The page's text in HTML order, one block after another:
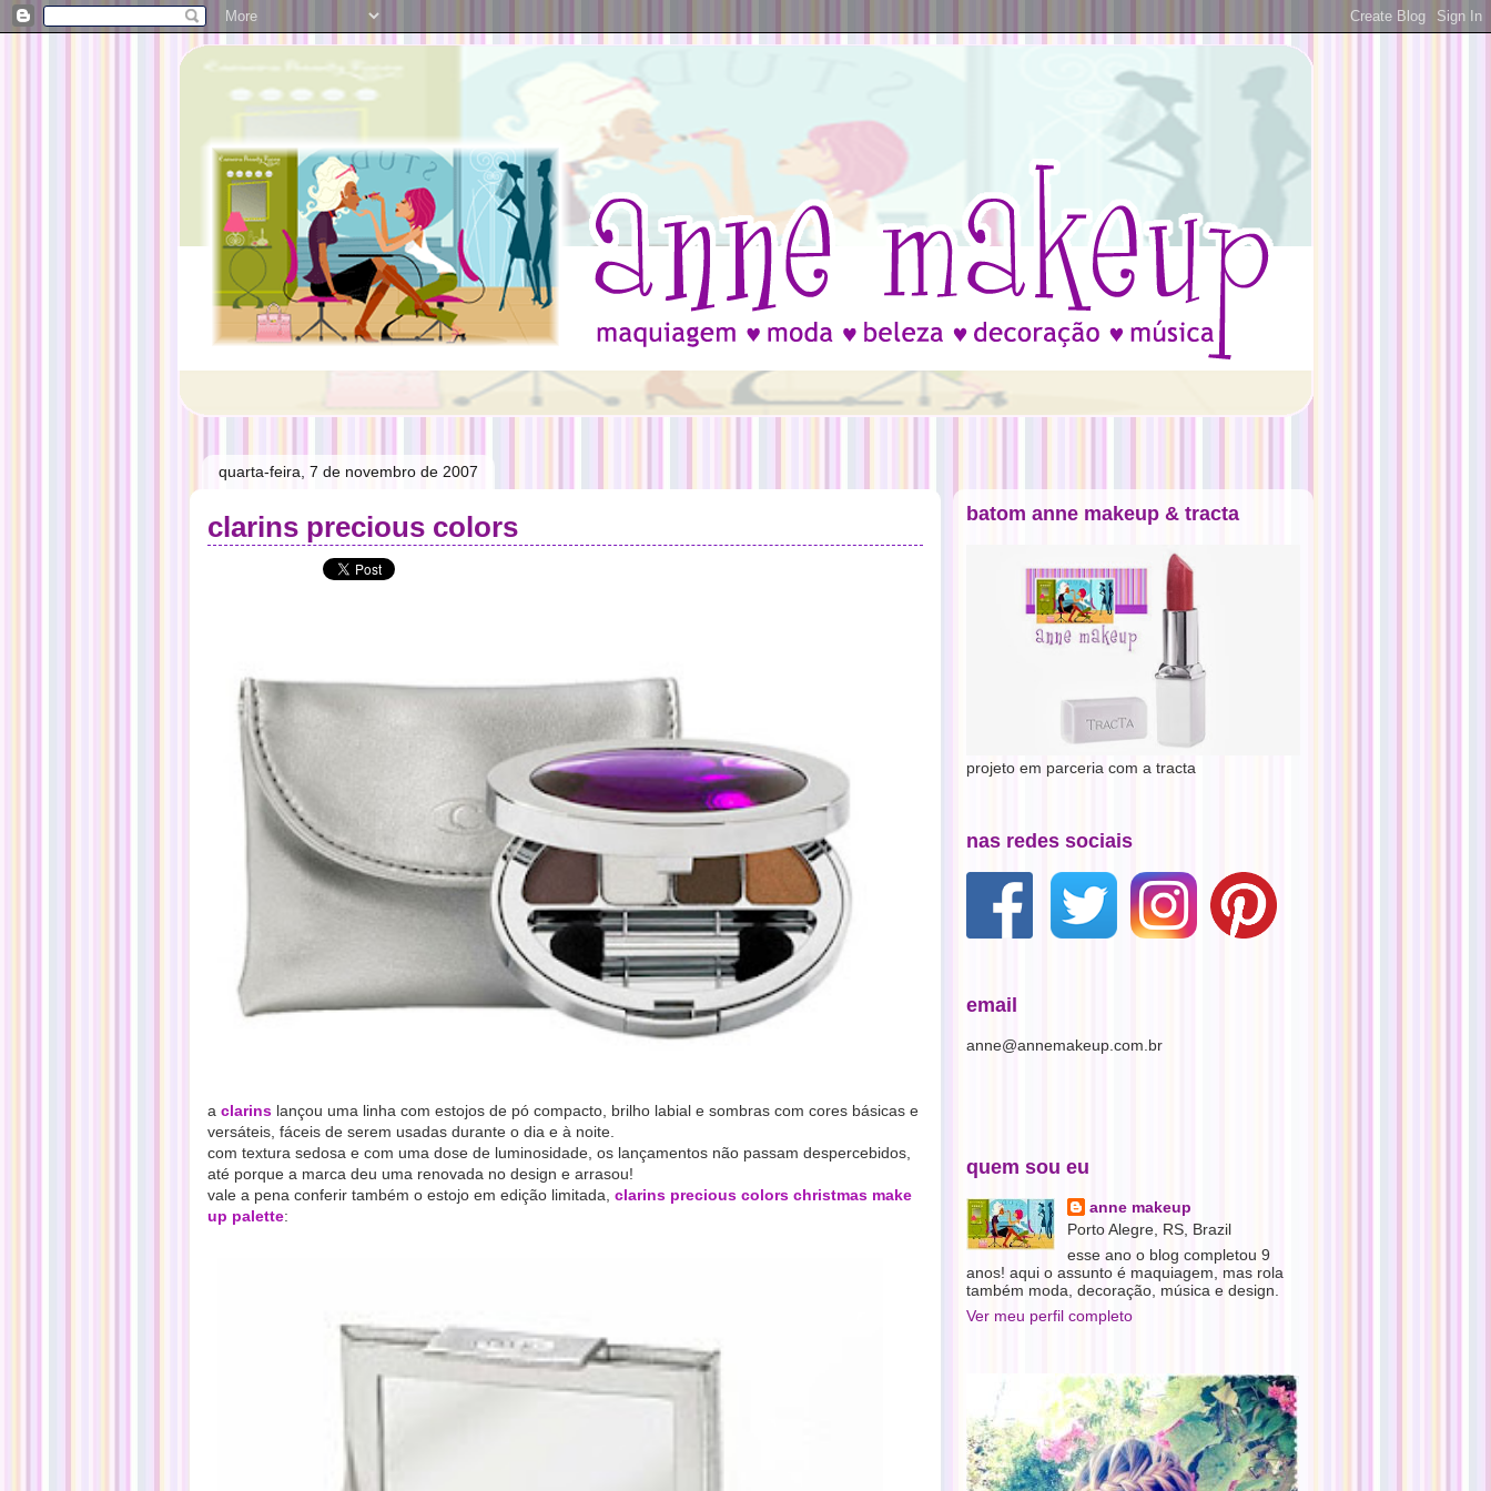
quarta-feira, 7 de novembro de 2007
clarins precious colors
a clarins lançou uma linha com estojos de pó compacto, brilho labial e sombras com cores básicas e
versáteis, fáceis de serem usadas durante o dia e à noite.
com textura sedosa e com uma dose de luminosidade, os lançamentos não passam despercebidos,
até porque a marca deu uma renovada no design e arrasou!
vale a pena conferir também o estojo em edição limitada, clarins precious colors christmas make
up palette:
batom anne makeup & tracta
projeto em parceria com a tracta
nas redes sociais
email
anne@annemakeup.com.br
quem sou eu
anne makeup
Porto Alegre, RS, Brazil
esse ano o blog completou 9
anos! aqui o assunto é maquiagem, mas rola
também moda, decoração, música e design.
Ver meu perfil completo